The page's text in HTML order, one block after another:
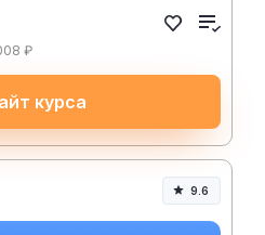
₽
курса
9.6